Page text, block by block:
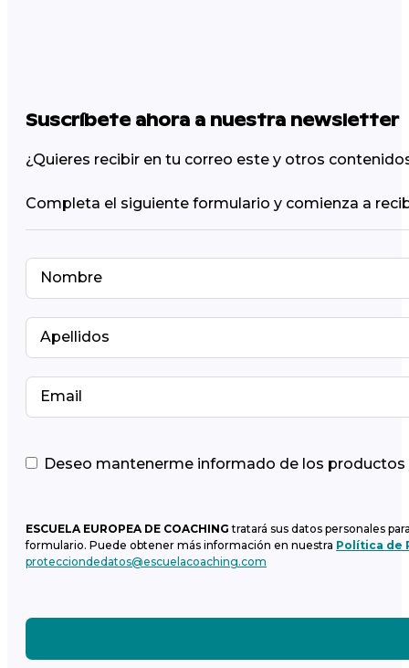
Suscríbete ahora a nuestra newsletter
¿Quieres recibir en tu correo este y otros
Completa el siguiente formulario y comienza a
Deseo mantenerme informado de los productos
ESCUELA EUROPEA DE COACHING tratará sus datos personales
formulario. Puede obtener más información en nuestra Política de
protecciondedatos@escuelacoaching.com